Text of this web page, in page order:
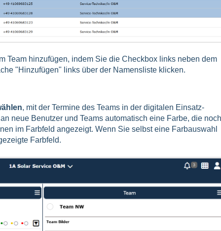
Team hinzufügen, indem Sie die Checkbox links neben dem
"Hinzufügen" links über der Namensliste klicken.
, mit der Termine des Teams in der digitalen Einsatz-
neue Benutzer und Teams automatisch eine Farbe, die noch
im Farbfeld angezeigt. Wenn Sie selbst eine Farbauswahl
Farbfeld.